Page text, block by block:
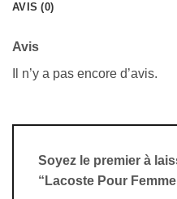
AVIS (0)
Avis
Il n’y a pas encore d’avis.
Soyez le premier à
“Lacoste Pour